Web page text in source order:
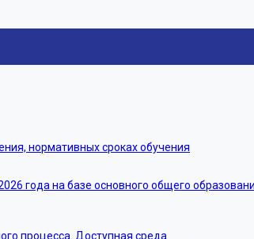
нормативных сроках обучения
года на базе основного общего
процесса. Доступная среда